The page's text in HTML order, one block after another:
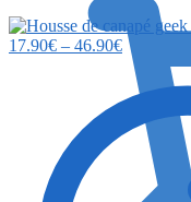
17.90€ – 46.90€